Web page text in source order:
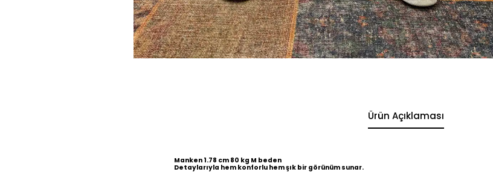
Ürün Açıklaması
Manken 1.78 cm 80 kg M beden
Detaylarıyla hem konforlu hem şık bir görünüm sunar.